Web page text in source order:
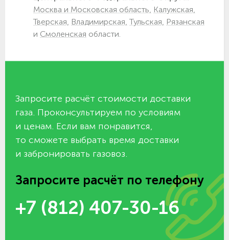
Москва и Московская область, Калужская,
Тверская, Владимирская, Тульская, Рязанская
и Смоленская области.
Запросите расчёт стоимости доставки
газа. Проконсультируем по условиям
и ценам. Если вам понравится,
то сможете выбрать время доставки
и забронировать газовоз.
Запросите расчёт по телефону
+7 (812) 407-30-16